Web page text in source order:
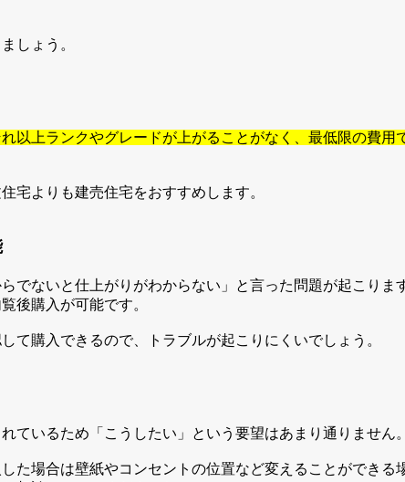
しょう。
以上ランクやグレードが上がることがなく、最低限の費用
宅よりも建売住宅をおすすめします。
でないと仕上がりがわからない」と言った問題が起こりま
後購入が可能です。
て購入できるので、トラブルが起こりにくいでしょう。
ているため「こうしたい」という要望はあまり通りません。
た場合は壁紙やコンセントの位置など変えることができる